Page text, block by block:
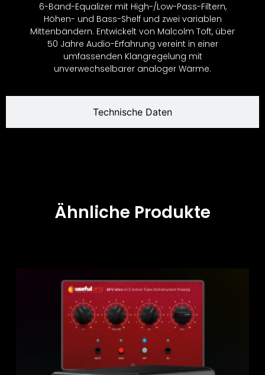
Technische Daten
6-Band-Equalizer mit High-/Low-Pass-Filtern,
Höhen- und Bass-Shelf und zwei variablen
Mittenbändern. Entwickelt von Malcolm Toft, über
50 Jahre Audio-Erfahrung vereint in einer
umfassenden Klangregelung mit
unverwechselbarer analoger Wärme.
Ähnliche Produkte